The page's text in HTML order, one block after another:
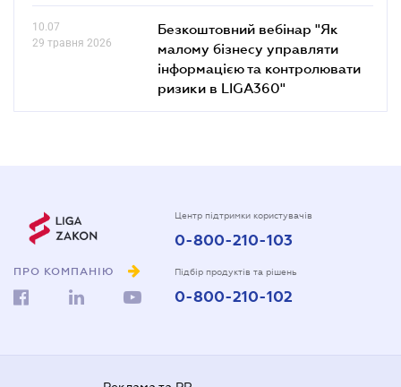
10.07
29 травня 2026
Безкоштовний вебінар "Як
малому бізнесу управляти
інформацією та контролювати
ризики в LIGA360"
ПРО КОМПАНІЮ
Центр підтримки користувачів
0-800-210-103
Підбір продуктів та рішень
0-800-210-102